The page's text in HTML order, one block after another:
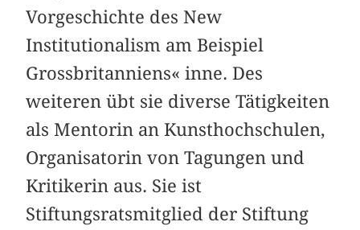
Vorgeschichte des New
Institutionalism am Beispiel
Grossbritanniens« inne. Des
weiteren übt sie diverse Tätigkeiten
als Mentorin an Kunsthochschulen,
Organisatorin von Tagungen und
Kritikerin aus. Sie ist
Stiftungsratsmitglied der Stiftung